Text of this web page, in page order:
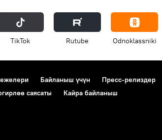
ТikТоk Rutube Odnoklassniki
Байланыш үчүн Пресс-релиздер
саясаты
Кайра байланыш